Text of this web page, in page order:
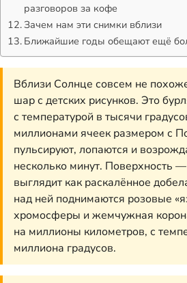
разговоров за кофе
Зачем нам эти снимки вблизи
Ближайшие годы обещают ещё
Вблизи Солнце совсем не
шар с детских рисунков. Это
с температурой в тысячи
миллионами ячеек размером с
пульсируют, лопаются и
несколько минут. Поверхность
выглядит как раскалённое
над ней поднимаются розовые
хромосферы и жемчужная
на миллионы километров, с
миллиона градусов.